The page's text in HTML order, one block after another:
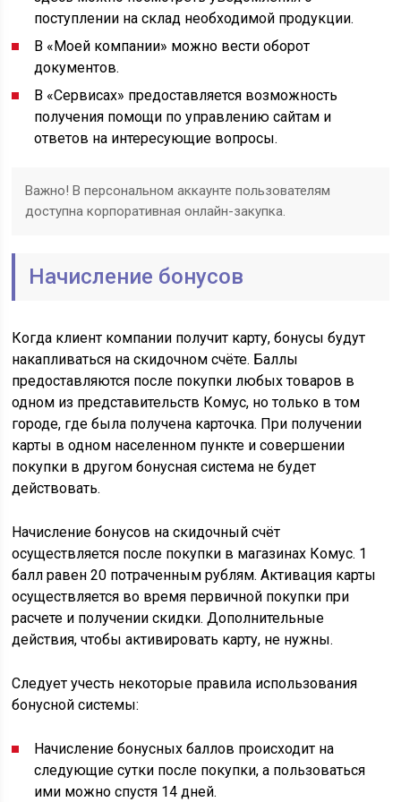
поступлении на склад необходимой продукции.
В «Моей компании» можно вести оборот
документов.
В «Сервисах» предоставляется возможность
получения помощи по управлению сайтам и
ответов на интересующие вопросы.
Важно! В персональном аккаунте пользователям
доступна корпоративная онлайн-закупка.
Начисление бонусов
Когда клиент компании получит карту, бонусы будут
накапливаться на скидочном счёте. Баллы
предоставляются после покупки любых товаров в
одном из представительств Комус, но только в том
городе, где была получена карточка. При получении
карты в одном населенном пункте и совершении
покупки в другом бонусная система не будет
действовать.
Начисление бонусов на скидочный счёт
осуществляется после покупки в магазинах Комус. 1
балл равен 20 потраченным рублям. Активация карты
осуществляется во время первичной покупки при
расчете и получении скидки. Дополнительные
действия, чтобы активировать карту, не нужны.
Следует учесть некоторые правила использования
бонусной системы:
Начисление бонусных баллов происходит на
следующие сутки после покупки, а пользоваться
ими можно спустя 14 дней.